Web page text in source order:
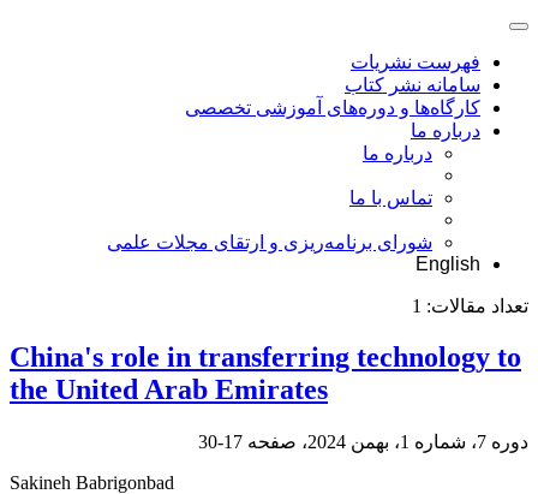
فهرست نشریات
سامانه نشر کتاب
کارگاه‌ها و دوره‌های آموزشی تخصصی
درباره ما
درباره ما
تماس با ما
شورای برنامه‌ریزی و ارتقای مجلات علمی
English
تعداد مقالات: 1
China's role in transferring technology to
the United Arab Emirates
دوره 7، شماره 1، بهمن 2024، صفحه
17-30
Sakineh Babrigonbad